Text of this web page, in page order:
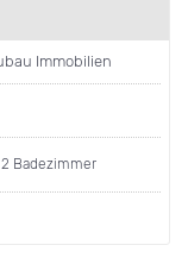
Immobilien
2 Badezimmer